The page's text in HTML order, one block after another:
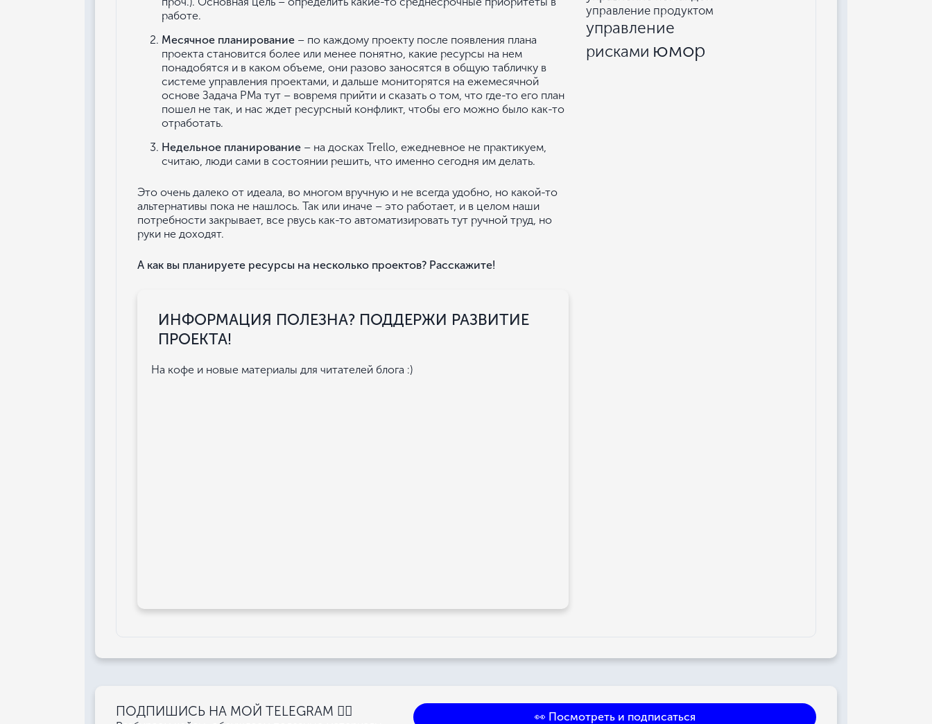
работе.
Месячное планирование – по каждому проекту после появления плана
проекта становится более или менее понятно, какие ресурсы на нем
понадобятся и в каком объеме, они разово заносятся в общую табличку в
системе управления проектами, и дальше мониторятся на ежемесячной
основе Задача РМа тут – вовремя прийти и сказать о том, что где-то его план
пошел не так, и нас ждет ресурсный конфликт, чтобы его можно было как-то
отработать.
Недельное планирование – на досках Trello, ежедневное не практикуем,
считаю, люди сами в состоянии решить, что именно сегодня им делать.
Это очень далеко от идеала, во многом вручную и не всегда удобно, но какой-то
альтернативы пока не нашлось. Так или иначе – это работает, и в целом наши
потребности закрывает, все рвусь как-то автоматизировать тут ручной труд, но
руки не доходят.
А как вы планируете ресурсы на несколько проектов? Расскажите!
ИНФОРМАЦИЯ ПОЛЕЗНА? ПОДДЕРЖИ РАЗВИТИЕ
ПРОЕКТА!
На кофе и новые материалы для читателей блога :)
управление продуктом
управление
рисками юмор
ПОДПИШИСЬ НА МОЙ TELEGRAM 👉🏻 👀 Посмотреть и подписаться